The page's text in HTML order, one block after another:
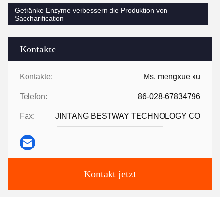
Kontakte
Kontakte: Ms. mengxue xu
Telefon: 86-028-67834796
Fax: JINTANG BESTWAY TECHNOLOGY CO
Kontakt jetzt
Getränke Enzyme verbessern die Produktion von
Saccharification